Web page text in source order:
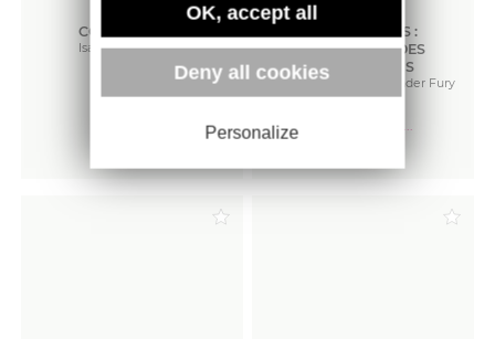
COCO CHANEL
Isabelle Fiemeyer
Commander
DIOR, DÉFILÉS :
L’INTÉGRALE DES
COLLECTIONS
Adelia Sabatini, Alexander Fury
··· Sur commande ···
Commander
OK, accept all
Deny all cookies
Personalize